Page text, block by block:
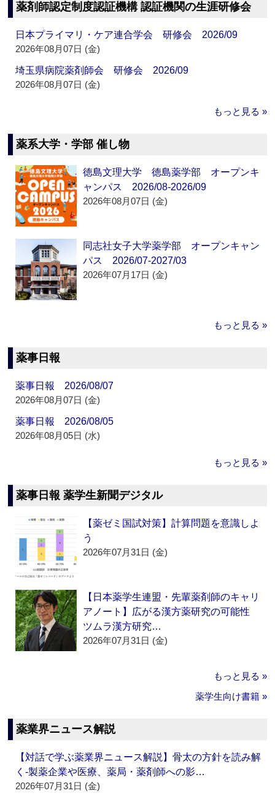
薬剤師認定制度認証機構 認証機関の生涯研修会
日本プライマリ・ケア連合学会 研修会 2026/09
2026年08月07日 (金)
埼玉県病院薬剤師会 研修会 2026/09
2026年08月07日 (金)
もっと見る »
薬系大学・学部 催し物
徳島文理大学 徳島薬学部 オープンキ
ャンパス 2026/08-2026/09
2026年08月07日 (金)
同志社女子大学薬学部 オープンキャン
パス 2026/07-2027/03
2026年07月17日 (金)
もっと見る »
薬事日報
薬事日報 2026/08/07
2026年08月07日 (金)
薬事日報 2026/08/05
2026年08月05日 (水)
もっと見る »
薬事日報 薬学生新聞デジタル
【薬ゼミ国試対策】計算問題を意識しよ
う
2026年07月31日 (金)
【日本薬学生連盟・先輩薬剤師のキャリ
アノート】広がる漢方薬研究の可能性
ツムラ漢方研究…
2026年07月31日 (金)
もっと見る »
薬学生向け書籍 »
薬業界ニュース解説
【対話で学ぶ薬業界ニュース解説】骨太の方針を読み解
く‐製薬企業や医療、薬局・薬剤師への影…
2026年07月31日 (金)